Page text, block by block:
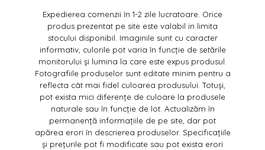
Expedierea comenzii în 1-2 zile lucratoare. Orice
produs prezentat pe site este valabil in limita
stocului disponibil. Imaginile sunt cu caracter
informativ, culorile pot varia în funcție de setările
monitorului și lumina la care este expus produsul.
Fotografiile produselor sunt editate minim pentru a
reflecta cât mai fidel culoarea produsului. Totuși,
pot exista mici diferențe de culoare la produsele
naturale sau în funcție de lot. Actualizăm în
permanență informațiile de pe site, dar pot
apărea erori în descrierea produselor. Specificațiile
și prețurile pot fi modificate sau pot exista erori